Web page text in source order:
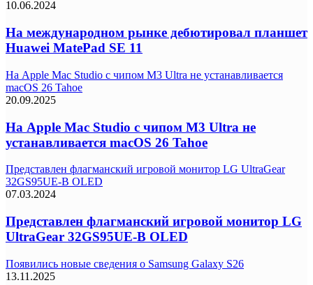
10.06.2024
На международном рынке дебютировал планшет
Huawei MatePad SE 11
На Apple Mac Studio с чипом M3 Ultra не устанавливается
macOS 26 Tahoe
20.09.2025
На Apple Mac Studio с чипом M3 Ultra не
устанавливается macOS 26 Tahoe
Представлен флагманский игровой монитор LG UltraGear
32GS95UE-B OLED
07.03.2024
Представлен флагманский игровой монитор LG
UltraGear 32GS95UE-B OLED
Появились новые сведения о Samsung Galaxy S26
13.11.2025